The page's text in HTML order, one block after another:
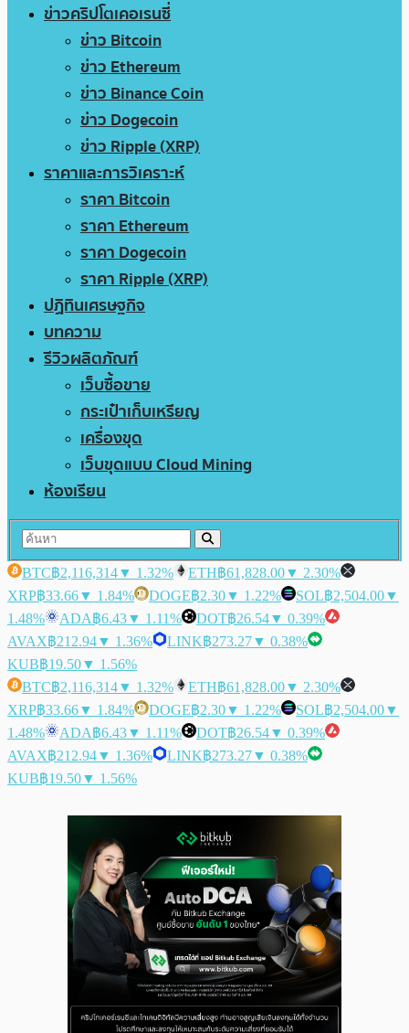
ข่าวคริปโตเคอเรนซี่
ข่าว Bitcoin
ข่าว Ethereum
ข่าว Binance Coin
ข่าว Dogecoin
ข่าว Ripple (XRP)
ราคาและการวิเคราะห์
ราคา Bitcoin
ราคา Ethereum
ราคา Dogecoin
ราคา Ripple (XRP)
ปฏิทินเศรษฐกิจ
บทความ
รีวิวผลิตภัณฑ์
เว็บซื้อขาย
กระเป๋าเก็บเหรียญ
เครื่องขุด
เว็บขุดแบบ Cloud Mining
ห้องเรียน
BTC฿2,116,314▼ 1.32% ETH฿61,828.00▼ 2.30%
XRP฿33.66▼ 1.84% DOGE฿2.30▼ 1.22% SOL฿2,504.00▼
1.48%
ADA฿6.43▼ 1.11% DOT฿26.54▼ 0.39%
AVAX฿212.94▼ 1.36% LINK฿273.27▼ 0.38%
KUB฿19.50▼ 1.56%
BTC฿2,116,314▼ 1.32% ETH฿61,828.00▼ 2.30%
XRP฿33.66▼ 1.84% DOGE฿2.30▼ 1.22% SOL฿2,504.00▼
1.48%
ADA฿6.43▼ 1.11% DOT฿26.54▼ 0.39%
AVAX฿212.94▼ 1.36% LINK฿273.27▼ 0.38%
KUB฿19.50▼ 1.56%